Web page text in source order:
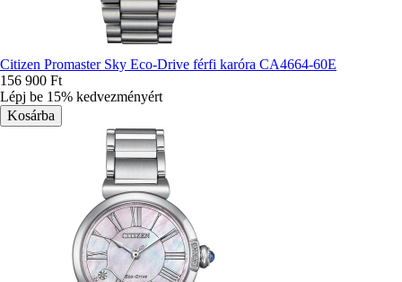
Citizen Promaster Sky Eco-Drive férfi karóra CA4664-60E
156 900 Ft
Lépj be 15% kedvezményért